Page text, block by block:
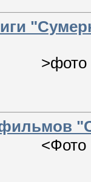
>фото
<Фото